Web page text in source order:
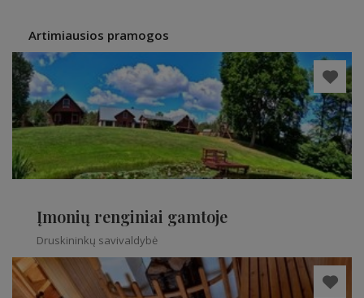
Artimiausios pramogos
Įmonių renginiai gamtoje
Druskininkų savivaldybė